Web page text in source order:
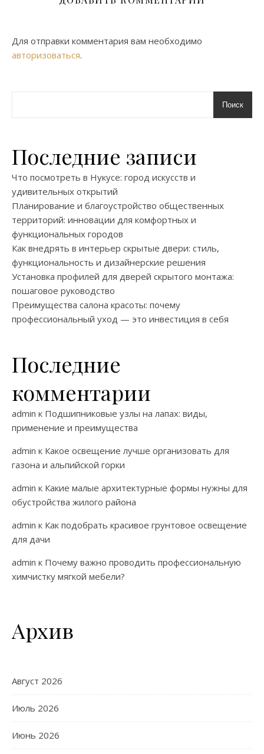
Для отправки комментария вам необходимо
авторизоваться.
Поиск
Последние записи
Что посмотреть в Нукусе: город искусств и
удивительных открытий
Планирование и благоустройство общественных
территорий: инновации для комфортных и
функциональных городов
Как внедрять в интерьер скрытые двери: стиль,
функциональность и дизайнерские решения
Установка профилей для дверей скрытого монтажа:
пошаговое руководство
Преимущества салона красоты: почему
профессиональный уход — это инвестиция в себя
Последние
комментарии
admin к Подшипниковые узлы на лапах: виды,
применение и преимущества
admin к Какое освещение лучше организовать для
газона и альпийской горки
admin к Какие малые архитектурные формы нужны для
обустройства жилого района
admin к Как подобрать красивое грунтовое освещение
для дачи
admin к Почему важно проводить профессиональную
химчистку мягкой мебели?
Архив
Август 2026
Июль 2026
Июнь 2026